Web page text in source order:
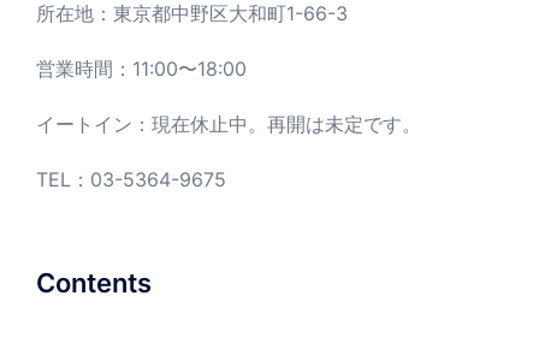
所在地：東京都中野区大和町1-66-3
営業時間：11:00〜18:00
イートイン：現在休止中。再開は未定です。
TEL：03-5364-9675
Contents